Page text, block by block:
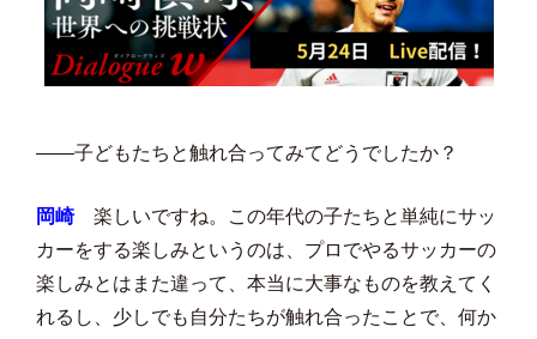
――子どもたちと触れ合ってみてどうでしたか？
岡崎楽しいですね。この年代の子たちと単純にサッ
カーをする楽しみというのは、プロでやるサッカーの
楽しみとはまた違って、本当に大事なものを教えてく
れるし、少しでも自分たちが触れ合ったことで、何か